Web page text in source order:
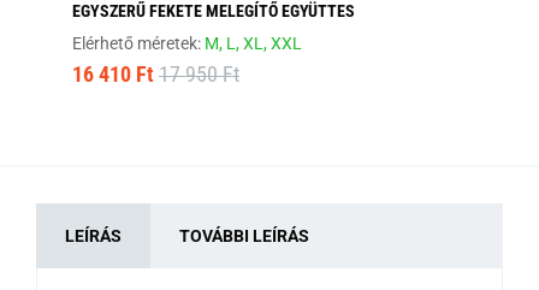
EGYSZERŰ FEKETE MELEGÍTŐ EGYÜTTES
Elérhető méretek: M, L,XL,XXL
16 410 Ft 17 950 Ft
LEÍRÁS TOVÁBBI LEÍRÁS